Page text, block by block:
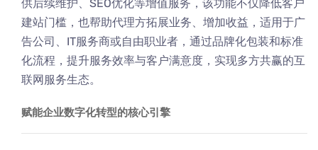
供后续维护、SEO优化等增值服务，该功能不仅降低客户
建站门槛，也帮助代理方拓展业务、增加收益，适用于广
告公司、IT服务商或自由职业者，通过品牌化包装和标准
化流程，提升服务效率与客户满意度，实现多方共赢的互
联网服务生态。
赋能企业数字化转型的核心引擎